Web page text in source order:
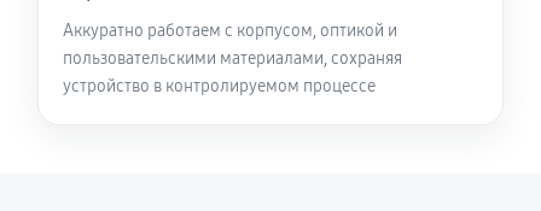
Аккуратно работаем с корпусом, оптикой и
пользовательскими материалами, сохраняя
устройство в контролируемом процессе